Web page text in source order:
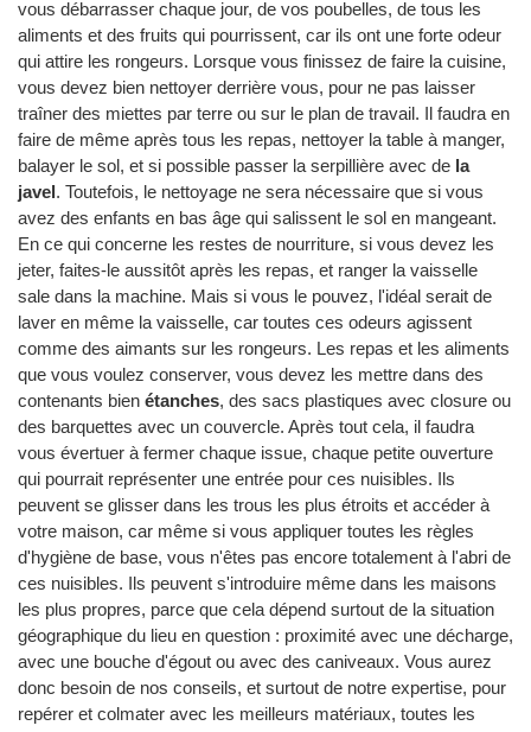
vous débarrasser chaque jour, de vos poubelles, de tous les
aliments et des fruits qui pourrissent, car ils ont une forte odeur
qui attire les rongeurs. Lorsque vous finissez de faire la cuisine,
vous devez bien nettoyer derrière vous, pour ne pas laisser
traîner des miettes par terre ou sur le plan de travail. Il faudra en
faire de même après tous les repas, nettoyer la table à manger,
balayer le sol, et si possible passer la serpillière avec de la
javel. Toutefois, le nettoyage ne sera nécessaire que si vous
avez des enfants en bas âge qui salissent le sol en mangeant.
En ce qui concerne les restes de nourriture, si vous devez les
jeter, faites-le aussitôt après les repas, et ranger la vaisselle
sale dans la machine. Mais si vous le pouvez, l'idéal serait de
laver en même la vaisselle, car toutes ces odeurs agissent
comme des aimants sur les rongeurs. Les repas et les aliments
que vous voulez conserver, vous devez les mettre dans des
contenants bien étanches, des sacs plastiques avec closure ou
des barquettes avec un couvercle. Après tout cela, il faudra
vous évertuer à fermer chaque issue, chaque petite ouverture
qui pourrait représenter une entrée pour ces nuisibles. Ils
peuvent se glisser dans les trous les plus étroits et accéder à
votre maison, car même si vous appliquer toutes les règles
d'hygiène de base, vous n'êtes pas encore totalement à l'abri de
ces nuisibles. Ils peuvent s'introduire même dans les maisons
les plus propres, parce que cela dépend surtout de la situation
géographique du lieu en question : proximité avec une décharge,
avec une bouche d'égout ou avec des caniveaux. Vous aurez
donc besoin de nos conseils, et surtout de notre expertise, pour
repérer et colmater avec les meilleurs matériaux, toutes les